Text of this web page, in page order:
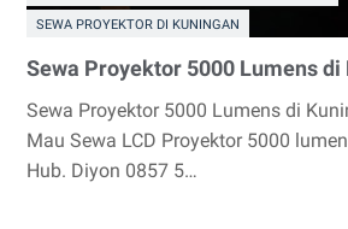
SEWA PROYEKTOR DI KUNINGAN
Sewa Proyektor 5000 Lumens di
Sewa Proyektor 5000 Lumens di
Mau Sewa LCD Proyektor 5000
Hub. Diyon 0857 5…